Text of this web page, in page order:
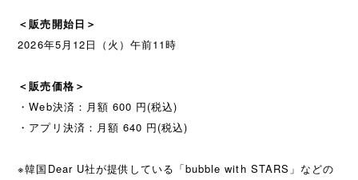
＜販売開始日＞
2026年5月12日（火）午前11時
＜販売価格＞
・Web決済：月額 600 円(税込)
・アプリ決済：月額 640 円(税込)
※韓国Dear U社が提供している「bubble with STARS」などの